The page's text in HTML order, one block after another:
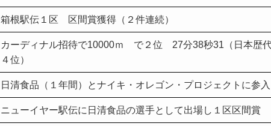
箱根駅伝１区 区間賞獲得（２件連続）
カーディナル招待で10000ｍ で２位 27分38秒31（日本歴
４位）
日清食品（１年間）とナイキ・オレゴン・プロジェクトに参入
ニューイヤー駅伝に日清食品の選手として出場し１区区間賞